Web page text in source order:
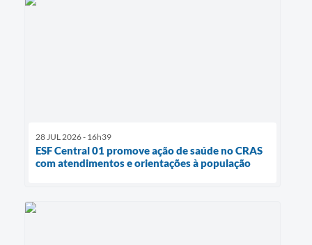
28 JUL 2026 - 16h39
ESF Central 01 promove ação de saúde no CRAS
com atendimentos e orientações à população